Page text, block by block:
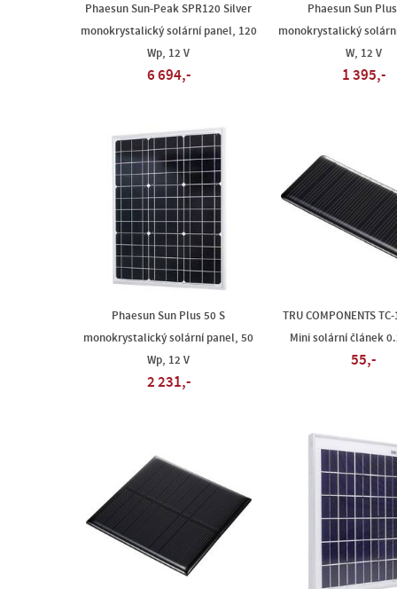
Phaesun Sun-Peak SPR120 Silver
monokrystalický solární panel, 120
Wp, 12 V
6 694,-
Phaesun Sun
monokrystalický
W, 12 V
1 395,-
Phaesun Sun Plus 50 S
monokrystalický solární panel, 50
Wp, 12 V
2 231,-
TRU COMPONENTS
Mini solární článek
55,-